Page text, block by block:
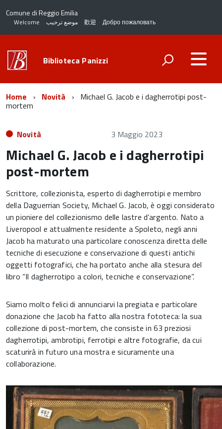
Comune di Reggio Emilia
Welcome موضع ترحيب 歡迎 Добро пожаловать
Biblioteca Panizzi
Home Novità Michael G. Jacob e i dagherrotipi post-
mortem
Novità 3 Maggio 2023
Michael G. Jacob e i dagherrotipi
post-mortem
Scrittore, collezionista, esperto di dagherrotipi e membro
della Daguerrian Society, Michael G. Jacob, è oggi considerato
un pioniere del collezionismo delle lastre d’argento. Nato a
Liveropool e attualmente residente a Spoleto, negli anni
Jacob ha maturato una particolare conoscenza diretta delle
tecniche di esecuzione e conservazione di questi antichi
oggetti fotografici, che ha portato anche alla stesura del
libro “Il dagherrotipo a colori, tecniche e conservazione”.
Siamo molto felici di annunciarvi la pregiata e particolare
donazione che Jacob ha fatto alla nostra fototeca: la sua
collezione di post-mortem, che consiste in 63 preziosi
dagherrotipi, ambrotipi, ferrotipi e altre fotografie, da cui
scaturirà in futuro una mostra e sicuramente una
collaborazione.